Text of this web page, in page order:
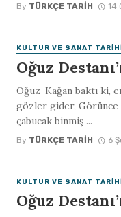
By TÜRKÇE TARIH 14
KÜLTÜR VE SANAT TARIHI
Oğuz
Oğuz-Kağan baktı ki,
gözler gider, Görünce
çabucak binmiş ...
By TÜRKÇE TARIH 6
KÜLTÜR VE SANAT
Oğuz